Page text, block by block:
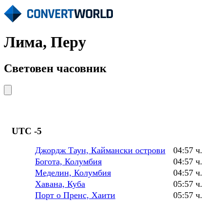
Лима, Перу
Световен часовник
UTC -5
Джордж Таун, Каймански острови
04:57 ч.
Богота, Колумбия
04:57 ч.
Меделин, Колумбия
04:57 ч.
Хавана, Куба
05:57 ч.
Порт о Пренс, Хаити
05:57 ч.